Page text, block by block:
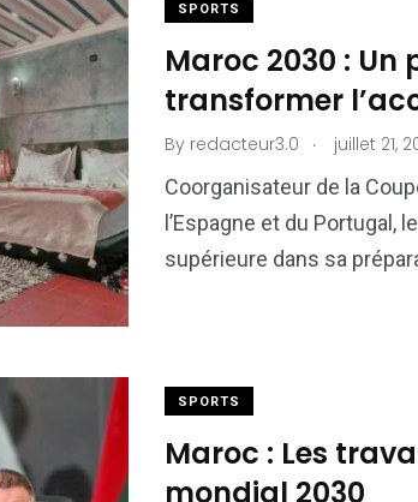
SPORTS
Maroc 2030 : Un
transformer
By redacteur3.0 . juillet 21,
Coorganisateur de la
l’Espagne et du Portugal,
supérieure dans sa
SPORTS
Maroc : Les
mondial 2030